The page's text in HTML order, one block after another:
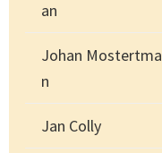
an
Johan Mostertma
n
Jan Colly